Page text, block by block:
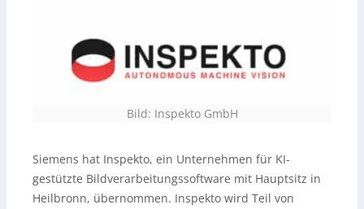
Bild: Inspekto GmbH
Siemens hat Inspekto, ein Unternehmen für KI-
gestützte Bildverarbeitungssoftware mit Hauptsitz in
Heilbronn, übernommen. Inspekto wird Teil von